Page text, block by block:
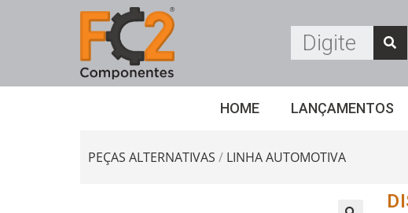
HOME LANÇAMENTOS
PEÇAS ALTERNATIVAS / LINHA AUTOMOTIVA